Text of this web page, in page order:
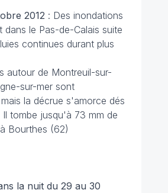
2012 : Des inondations
dans le Pas-de-Calais suite
continues durant plus
autour de Montreuil-sur-
sur-mer sont
la décrue s'amorce dés
Il tombe jusqu'à 73 mm de
Bourthes (62)
la nuit du 29 au 30